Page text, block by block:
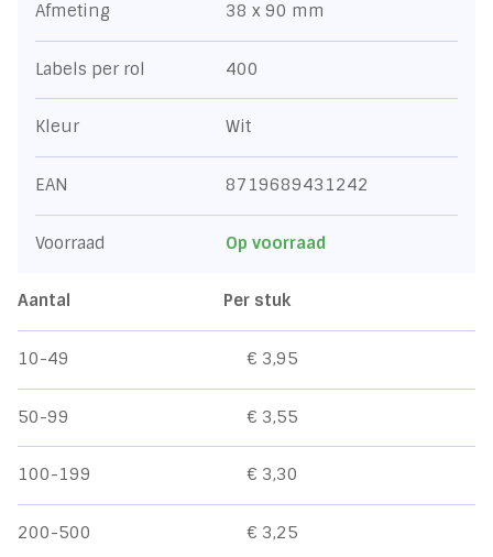
Afmeting 38 x 90 mm
Labels per rol 400
Kleur Wit
EAN 8719689431242
Voorraad Op voorraad
Aantal Per stuk
10-49 € 3,95
50-99 € 3,55
100-199 € 3,30
200-500 € 3,25